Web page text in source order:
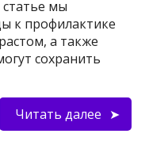
мы
к профилактике
а также
сохранить
Читать далее